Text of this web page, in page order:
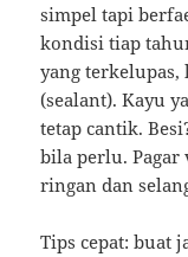
simpel tapi
kondisi tiap
yang
(sealant). Kayu
tetap cantik.
bila perlu.
ringan dan
Tips cepat: buat